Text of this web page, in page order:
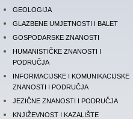
GEOLOGIJA
GLAZBENE UMJETNOSTI I BALET
GOSPODARSKE ZNANOSTI
HUMANISTIČKE ZNANOSTI I
PODRUČJA
INFORMACIJSKE I KOMUNIKACIJSKE
ZNANOSTI I PODRUČJA
JEZIČNE ZNANOSTI I PODRUČJA
KNJIŽEVNOST I KAZALIŠTE